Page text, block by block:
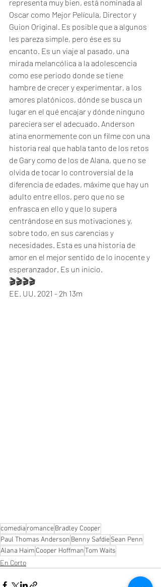
representa muy bien, está nominada al
Oscar como Mejor Película, Director y
Guion Original. Es posible que a algunos
les pareza simple, pero ése es su
encanto. Es un viaje al pasado, una
mirada melancólica a la adolescencia
como ese periodo donde se tiene
hambre de crecer y experimentar, a los
amores platónicos, dónde se busca un
lugar en el qué encajar y dónde ninguno
pareciera ser el adecuado. Anderson
atina enormemente con un filme con una
historia real que habla tanto de los retos
de Gary como de los de Alana, que no se
olvida de tocar lo controversial de la
diferencia de edades, máxime que hay un
adulto entre ellos, pero que no se
enfrasca en ello y que lo supera
centrándose en sus motivaciones y,
sobre todo, en sus carencias y
necesidades. Esta es una historia de
amor en el mejor sentido de lo inocente y
esperanzador. Es un inicio.
🎬🎬🎬🎬
EE. UU. 2021 - 2h 13m
comedia romanceBradley Cooper
Paul Thomas Anderson Benny SafdieSean Penn
Alana Haim Cooper HoffmanTom Waits
En Corto